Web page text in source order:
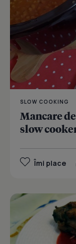
SLOW COOKING
Mancare
slow
Îmi place